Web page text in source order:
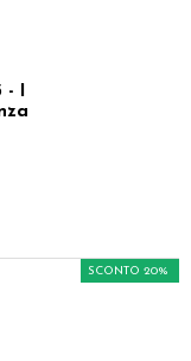
- I
SCONTO 20%